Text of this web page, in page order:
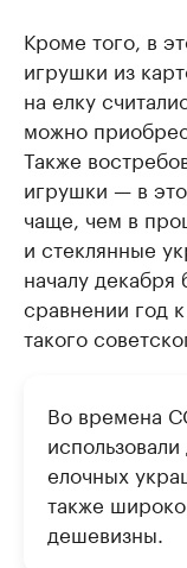
Кроме того, в
игрушки из
на елку
можно
Также
игрушки — в
чаще, чем в
и стеклянные
началу декабря
сравнении год
такого
Во времена
елочных
также широко
дешевизны.